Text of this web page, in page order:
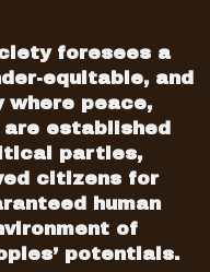
समेत
परेर डाक्टरकहाँ
,तपाइको जीवन अब
अब अन्तिम अबस्था
पनि वीपी देश र
समेत ख्याल नगरी
त के पार्टीमा आज
छैनन ,यदि भएका भए
, गुटबन्दी आउने
foresees a
equitable, and
peace,
established
parties,
citizens for
human
of
potentials.